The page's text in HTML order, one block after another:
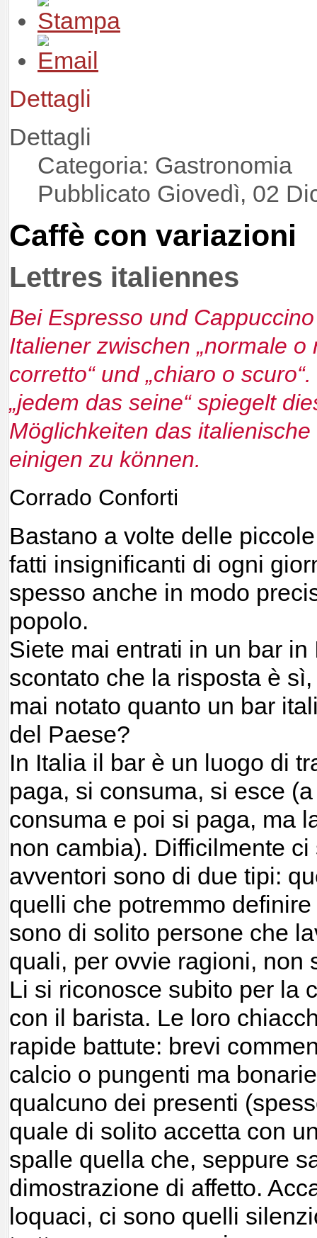
Dettagli
Dettagli
Categoria: Gastronomia
Pubblicato Giovedì, 02
Caffè con variazioni
Lettres italiennes
Bei Espresso und
Italiener zwischen „normale o
corretto“ und „chiaro o scuro“.
„jedem das seine“ spiegelt
Möglichkeiten das
einigen zu können.
Corrado Conforti
Bastano a volte delle
fatti insignificanti di ogni
spesso anche in modo
popolo.
Siete mai entrati in un bar
scontato che la risposta è
mai notato quanto un bar
del Paese?
In Italia il bar è un luogo di
paga, si consuma, si esce
consuma e poi si paga, ma
non cambia). Difficilmente
avventori sono di due tipi:
quelli che potremmo
sono di solito persone che
quali, per ovvie ragioni, non
Li si riconosce subito per la
con il barista. Le loro
rapide battute: brevi
calcio o pungenti ma
qualcuno dei presenti
quale di solito accetta con
spalle quella che, seppure
dimostrazione di affetto.
loquaci, ci sono quelli